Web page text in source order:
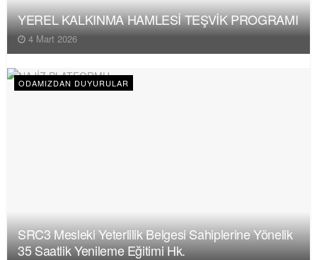
YEREL KALKINMA HAMLESİ TEŞVİK PROGRAMI
4 Mart 2026
ODAMIZDAN DUYURULAR
SRC3 Mesleki Yeterlilik Belgesi Sahiplerine Yönelik
35 Saatlik Yenileme Eğitimi Hk.